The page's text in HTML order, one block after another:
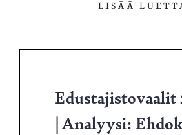
LISÄÄ
Edustajistovaalit
| Analyysi: